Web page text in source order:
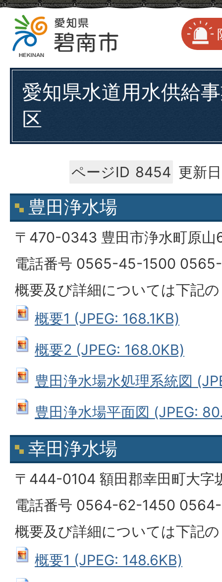
愛知県水道用水供給
区
ページID 8454 更新
豊田浄水場
〒470-0343 豊田市浄水町原山
電話番号 0565-45-1500
概要及び詳細については下記
概要1 (JPEG: 168.1KB)
概要2 (JPEG: 168.0KB)
豊田浄水場水処理系統図
豊田浄水場平面図 (JPEG:
幸田浄水場
〒444-0104 額田郡幸田町大字
電話番号 0564-62-1450
概要及び詳細については下記
概要1 (JPEG: 148.6KB)